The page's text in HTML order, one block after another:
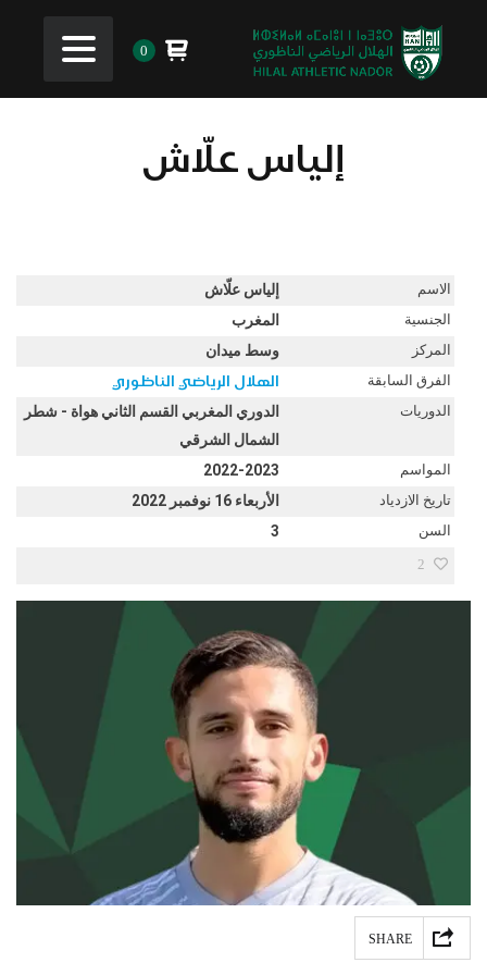
0
إلياس علّاش
الاسم إلياس علّاش
الجنسية المغرب
المركز وسط ميدان
الفرق السابقة الهلال الرياضي الناظوري
الدوريات
الدوري المغربي القسم الثاني هواة - شطر
الشمال الشرقي
المواسم 2022-2023
تاريخ الازدياد الأربعاء 16 نوفمبر 2022
السن 3
2
SHARE